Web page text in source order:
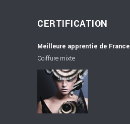
CERTIFICATION
Meilleure apprentie de France
Coiffure mixte